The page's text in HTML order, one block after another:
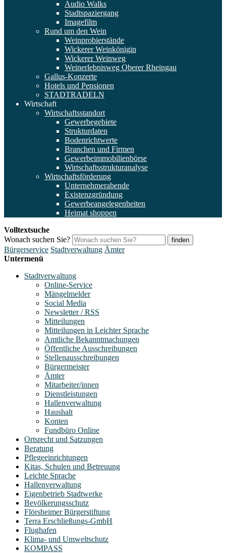
Audio Walks
Stadtspaziergang
Imagefilm
Rund um den Wein
Weinprobierstände
Wickerer Weinkönigin
Wickerer Weinweg
Weinerlebnisweg Oberer Rheingau
Gallus-Konzerte
Hotels und Pensionen
STADTRADELN
Wirtschaft
Wirtschaftsstandort
Gewerbegebiete
Strukturdaten
Bodenrichtwerte
Branchen und Firmen
Gewerbeimmobilienbörse
Wirtschaftsstrukturanalyse
Wirtschaftsförderung
Unternehmerabende
Existenzgründung
Gewerbeangelegenheiten
Heimat shoppen
Volltextsuche
Wonach suchen Sie?
finden
Bürgerservice Stadtverwaltung Ämter
Untermenü
Stadtverwaltung
Online-Service
Mängelmelder
Social Media
Newsletter / RSS
Mitteilungen
Mitteilungen in Leichter Sprache
Amtliche Bekanntmachungen
Öffentliche Ausschreibungen
Stellenausschreibungen
Bürgermeister
Ämter
Mitarbeiter/innen
Dienstleistungen
Hallenverwaltung
Haushalt
Konten
Fundbüro Online
Ortsrecht und Satzungen
Beratung
Pflegeeinrichtungen
Kitas, Schulen und Betreuung
Leichte Sprache
Hallenverwaltung
Eigenbetrieb Stadtwerke
Bevölkerungsschutz
Flörsheimer Bürgerstiftung
Terra Erschließungs-GmbH
Flughafen
Klima- und Umweltschutz
KOMPASS